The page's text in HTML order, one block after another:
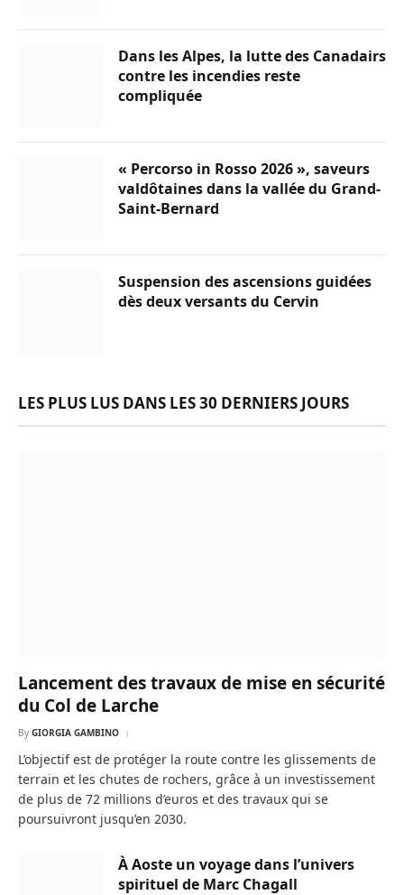
Dans les Alpes, la lutte des Canadairs
contre les incendies reste
compliquée
« Percorso in Rosso 2026 », saveurs
valdôtaines dans la vallée du Grand-
Saint-Bernard
Suspension des ascensions guidées
dès deux versants du Cervin
LES PLUS LUS DANS LES 30 DERNIERS JOURS
Lancement des travaux de mise en sécurité
du Col de Larche
By GIORGIA GAMBINO
L’objectif est de protéger la route contre les glissements de
terrain et les chutes de rochers, grâce à un investissement
de plus de 72 millions d’euros et des travaux qui se
poursuivront jusqu’en 2030.
À Aoste un voyage dans l’univers
spirituel de Marc Chagall